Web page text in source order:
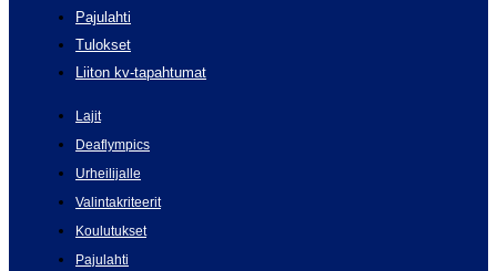
Pajulahti
Tulokset
Liiton kv-tapahtumat
Lajit
Deaflympics
Urheilijalle
Valintakriteerit
Koulutukset
Pajulahti